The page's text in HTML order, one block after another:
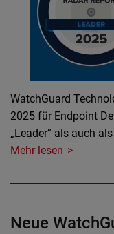
WatchGuard
2025 für Endpoint
„Leader” als auch
Mehr lesen
Neue